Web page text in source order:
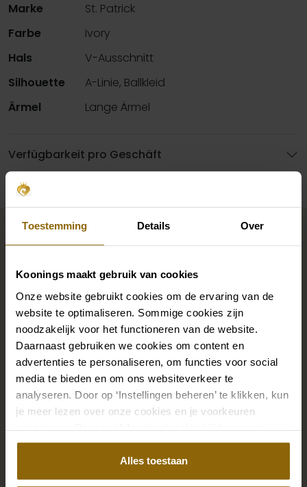
Toestemming Details Over
Koonings maakt gebruik van cookies
Onze website gebruikt cookies om de ervaring van de
website te optimaliseren. Sommige cookies zijn
noodzakelijk voor het functioneren van de website.
Daarnaast gebruiken we cookies om content en
advertenties te personaliseren, om functies voor social
media te bieden en om ons websiteverkeer te
analyseren. Door op ‘Instellingen beheren’ te klikken, kun
je meer lezen over onze cookies en je voorkeuren
aanpassen. Door op ‘Alles toestaan’ te klikken, ga je
akkoord met het gebruik van alle cookies.
Alles toestaan
Marke
St. Patrick
Farbe
Ivory
Hals
V-Ausschnitt
Silhouette
A-Linie, Ballkleid
Ärmel
Lange Ärmel
Verfügbarkeit pro Geschäft
Vervollständigen Sie Ihren
Brautlook
Die perfekten Brautschuhe unter deinem
Hochzeitskleid, aber auch Ketten, Armbänder und
Ohrringe, die genau zu deinem Brautkleid passen, oder
ein wunderschöner Schleier, Haarband oder
Haarnadel für deine Brautfrisur: Dein Brautlook ist erst
mit passenden Accessoires komplett. In unserem
großen Accessoire-Shop mit Accessoires für Braut
und Bräutigam findest du die perfekte Ergänzung zu